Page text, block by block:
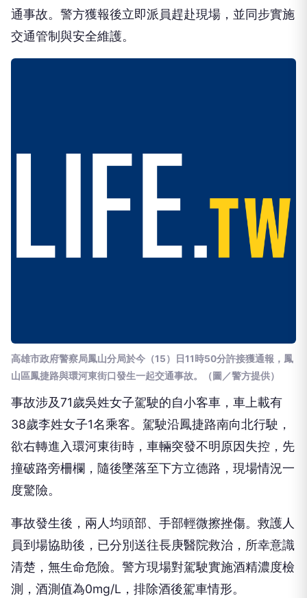
通事故。警方獲報後立即派員趕赴現場，並同步實施
交通管制與安全維護。
高雄市政府警察局鳳山分局於今（15）日11時50分許接獲通報，鳳
山區鳳捷路與環河東街口發生一起交通事故。（圖／警方提供）
事故涉及71歲吳姓女子駕駛的自小客車，車上載有
38歲李姓女子1名乘客。駕駛沿鳳捷路南向北行駛，
欲右轉進入環河東街時，車輛突發不明原因失控，先
撞破路旁柵欄，隨後墜落至下方立德路，現場情況一
度驚險。
事故發生後，兩人均頭部、手部輕微擦挫傷。救護人
員到場協助後，已分別送往長庚醫院救治，所幸意識
清楚，無生命危險。警方現場對駕駛實施酒精濃度檢
測，酒測值為0mg/L，排除酒後駕車情形。